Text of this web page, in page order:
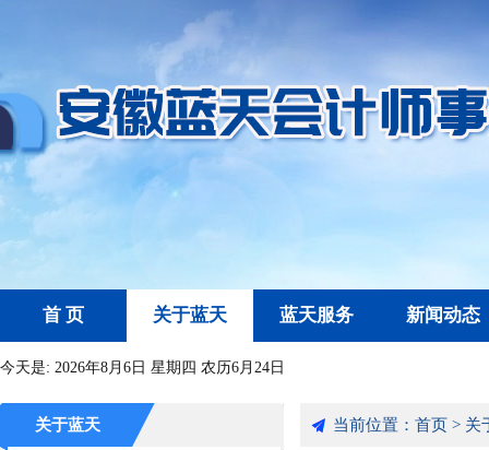
首 页 关于蓝天 蓝天服务 新闻动态
今天是: 2026年8月6日 星期四 农历6月24日
关于蓝天 当前位置： 首页 > 关